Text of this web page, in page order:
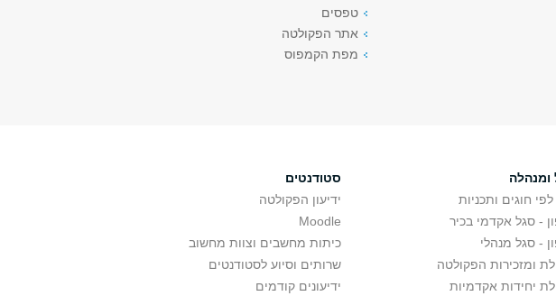
טפסים
אתר הפקולטה
מפת הקמפוס
ומנהלה
חוגים ותכניות
- סגל אקדמי בכיר
- סגל מנהלי
ומזכירות הפקולטה
יחידות אקדמיות
סטודנטים
ידיעון הפקולטה
Moodle
כיתות מחשבים וצוות מחשוב
שרותים וסיוע לסטודנטים
ידיעונים קודמים